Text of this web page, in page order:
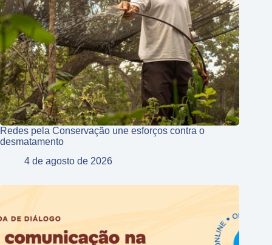
Redes pela Conservação une esforços contra o
desmatamento
4 de agosto de 2026